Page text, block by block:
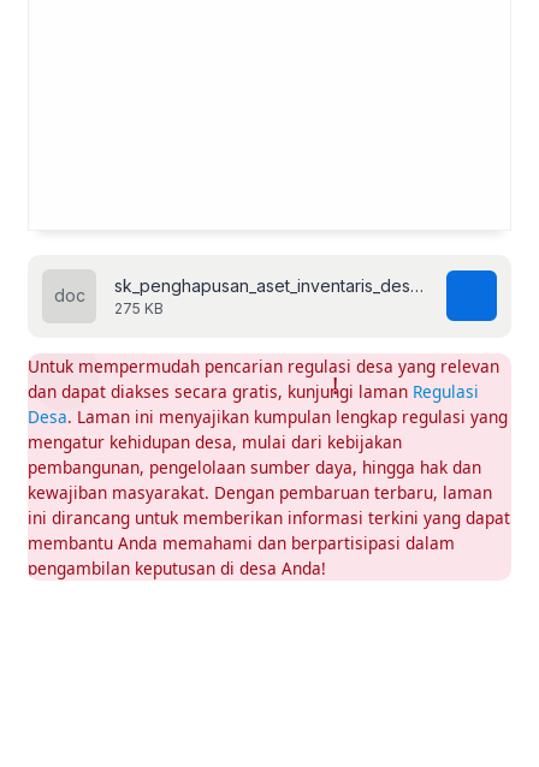
sk_penghapusan_aset_inventaris_desa.doc
275 KB
Untuk mempermudah pencarian regulasi desa yang relevan
dan dapat diakses secara gratis, kunjungi laman Regulasi
Desa. Laman ini menyajikan kumpulan lengkap regulasi yang
mengatur kehidupan desa, mulai dari kebijakan
pembangunan, pengelolaan sumber daya, hingga hak dan
kewajiban masyarakat. Dengan pembaruan terbaru, laman
ini dirancang untuk memberikan informasi terkini yang dapat
membantu Anda memahami dan berpartisipasi dalam
pengambilan keputusan di desa Anda!